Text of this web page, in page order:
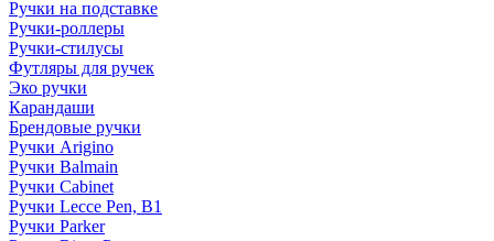
Ручки на подставке
Ручки-роллеры
Ручки-стилусы
Футляры для ручек
Эко ручки
Карандаши
Брендовые ручки
Ручки Arigino
Ручки Balmain
Ручки Cabinet
Ручки Lecce Pen, B1
Ручки Parker